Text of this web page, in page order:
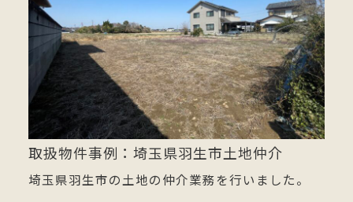
取扱物件事例：埼玉県羽生市土地仲介
埼玉県羽生市の土地の仲介業務を行いました。